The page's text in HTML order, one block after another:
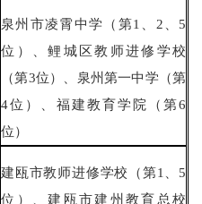
泉州市凌霄中学（第1、2、5
位）、鲤城区教师进修学校
（第3位）、泉州第一中学（第
4位）、福建教育学院（第6
位）
建瓯市教师进修学校（第1、5
位）、建瓯市建州教育总校